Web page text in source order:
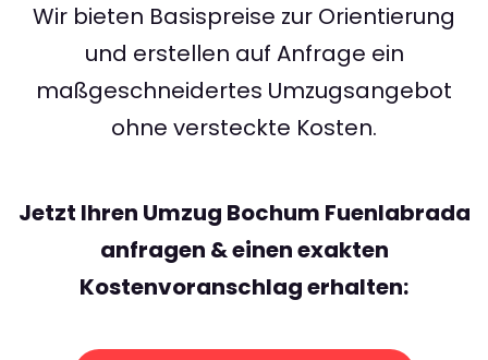
Wir bieten Basispreise zur Orientierung
und erstellen auf Anfrage ein
maßgeschneidertes Umzugsangebot
ohne versteckte Kosten.
Jetzt Ihren Umzug Bochum Fuenlabrada
anfragen & einen exakten
Kostenvoranschlag erhalten: